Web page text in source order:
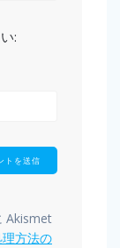
:
Akismet
方法の